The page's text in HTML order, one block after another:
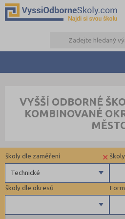
VYŠŠÍ ODBORNÉ
KOMBINOVANÉ
školy dle okresů
×
Technické
školy dle zaměření
Zdravotnické